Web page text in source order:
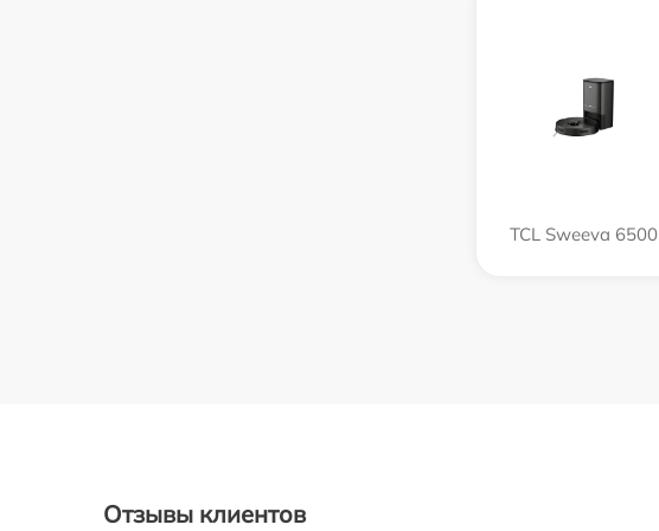
TCL Sweeva 6500
Отзывы клиентов